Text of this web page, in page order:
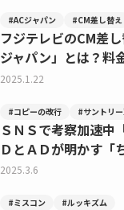
#ACジャパン #CM差し替え
フジテレビのCM差
ジャパン」とは？料
2025.1.22
#コピーの改行 #サントリ
ＳＮＳで考察加速中
ＤとＡＤが明かす「
2025.3.6
#ミスコン #ルッキズム